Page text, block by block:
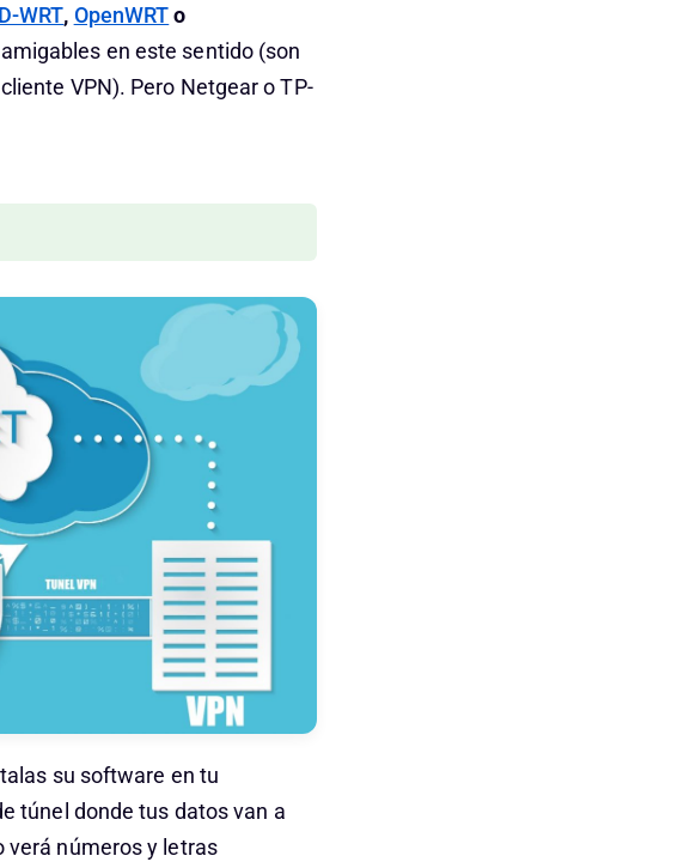
WRT, OpenWRTo
en este sentido (son
VPN). Pero Netgear o TP-
su software en tu
túnel donde tus datos van a
verá números y letras